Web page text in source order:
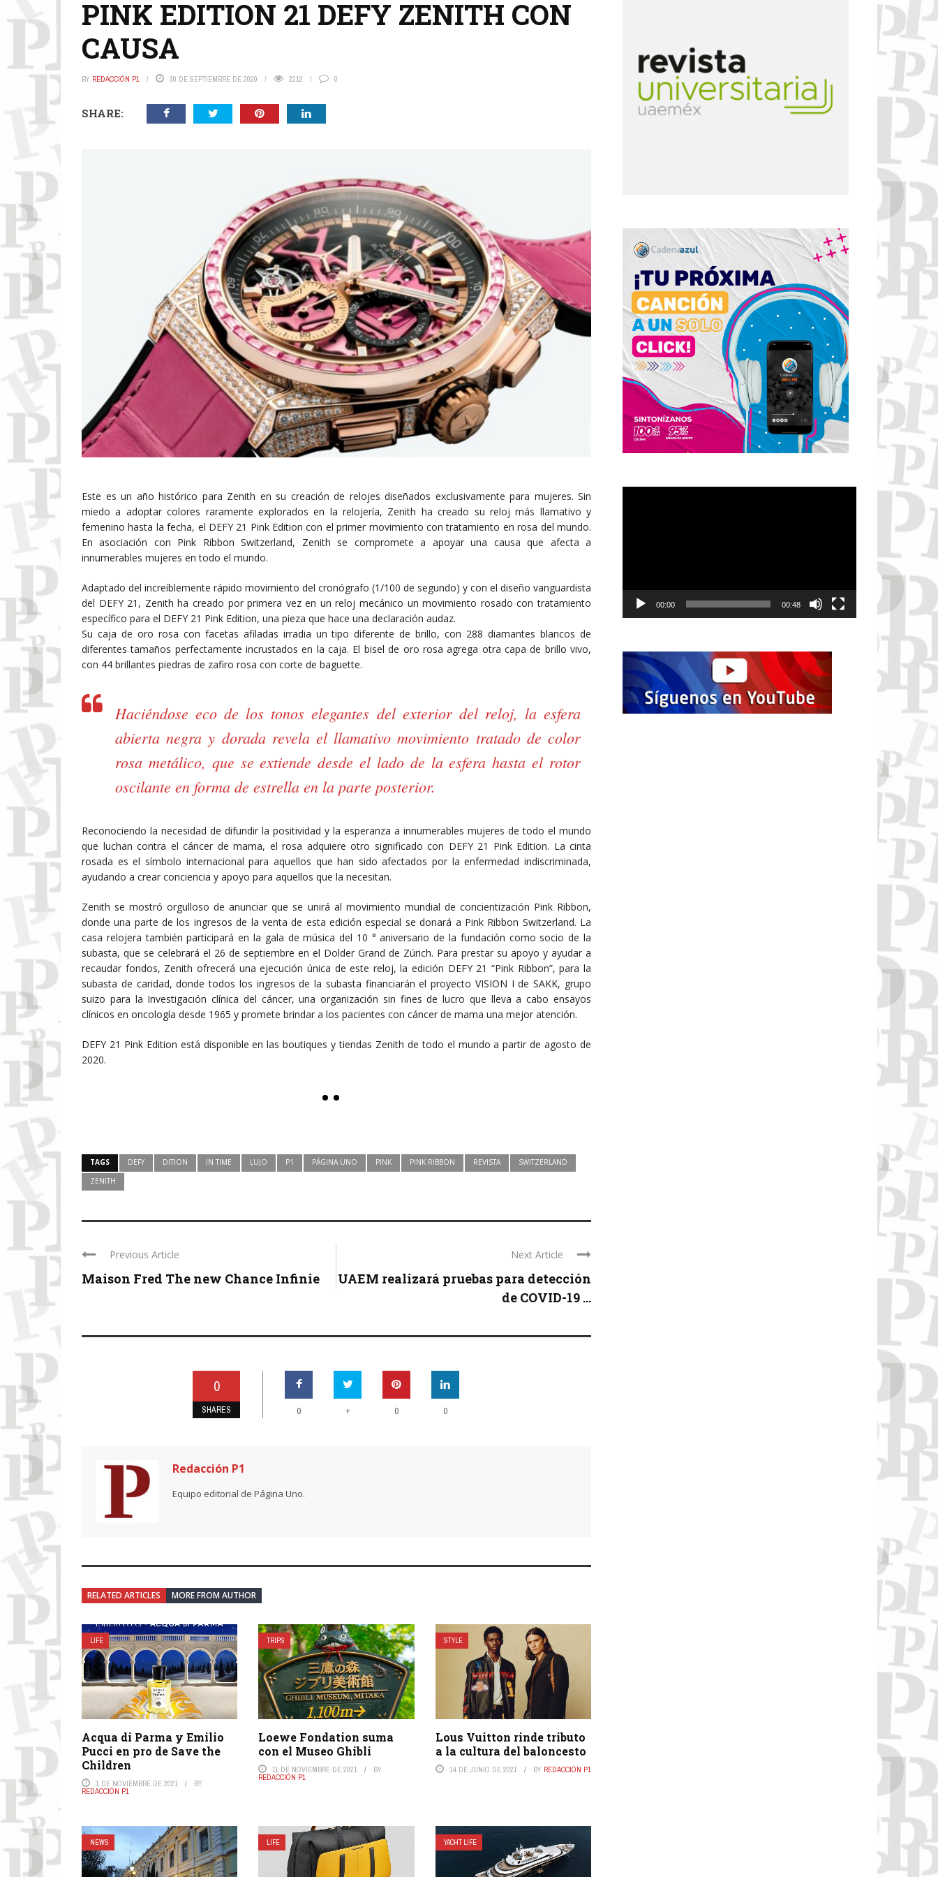
PINK EDITION 21 DEFY ZENITH CON
CAUSA
BY REDACCIÓN P1 30 DE SEPTIEMBRE DE 2020 2212 0
SHARE:
Este es un año histórico para Zenith en su creación de relojes diseñados exclusivamente para mujeres. Sin
miedo a adoptar colores raramente explorados en la relojería, Zenith ha creado su reloj más llamativo y
femenino hasta la fecha, el DEFY 21 Pink Edition con el primer movimiento con tratamiento en rosa del mundo.
En asociación con Pink Ribbon Switzerland, Zenith se compromete a apoyar una causa que afecta a
innumerables mujeres en todo el mundo.
Adaptado del increíblemente rápido movimiento del cronógrafo (1/100 de segundo) y con el diseño vanguardista
del DEFY 21, Zenith ha creado por primera vez en un reloj mecánico un movimiento rosado con tratamiento
específico para el DEFY 21 Pink Edition, una pieza que hace una declaración audaz.
Su caja de oro rosa con facetas afiladas irradia un tipo diferente de brillo, con 288 diamantes blancos de
diferentes tamaños perfectamente incrustados en la caja. El bisel de oro rosa agrega otra capa de brillo vivo,
con 44 brillantes piedras de zafiro rosa con corte de baguette.
Haciéndose eco de los tonos elegantes del exterior del reloj, la esfera
abierta negra y dorada revela el llamativo movimiento tratado de color
rosa metálico, que se extiende desde el lado de la esfera hasta el rotor
oscilante en forma de estrella en la parte posterior.
Reconociendo la necesidad de difundir la positividad y la esperanza a innumerables mujeres de todo el mundo
que luchan contra el cáncer de mama, el rosa adquiere otro significado con DEFY 21 Pink Edition. La cinta
rosada es el símbolo internacional para aquellos que han sido afectados por la enfermedad indiscriminada,
ayudando a crear conciencia y apoyo para aquellos que la necesitan.
Zenith se mostró orgulloso de anunciar que se unirá al movimiento mundial de concientización Pink Ribbon,
donde una parte de los ingresos de la venta de esta edición especial se donará a Pink Ribbon Switzerland. La
casa relojera también participará en la gala de música del 10 ° aniversario de la fundación como socio de la
subasta, que se celebrará el 26 de septiembre en el Dolder Grand de Zúrich. Para prestar su apoyo y ayudar a
recaudar fondos, Zenith ofrecerá una ejecución única de este reloj, la edición DEFY 21 “Pink Ribbon”, para la
subasta de caridad, donde todos los ingresos de la subasta financiarán el proyecto VISION I de SAKK, grupo
suizo para la Investigación clínica del cáncer, una organización sin fines de lucro que lleva a cabo ensayos
clínicos en oncología desde 1965 y promete brindar a los pacientes con cáncer de mama una mejor atención.
DEFY 21 Pink Edition está disponible en las boutiques y tiendas Zenith de todo el mundo a partir de agosto de
2020.
TAGS DEFY DITION IN TIME LUJO P1 PÁGINA UNO PINK PINK RIBBON REVISTA
SWITZERLAND
ZENITH
Previous Article
Maison Fred The new Chance Infinie
Next Article
UAEM realizará pruebas para detección
de COVID-19 ...
0
SHARES 0 + 0 0
Redacción P1
Equipo editorial de Página Uno.
RELATED ARTICLES MORE FROM AUTHOR
LIFE
Acqua di Parma y Emilio
Pucci en pro de Save the
Children
1 DE NOVIEMBRE DE 2021 BY
REDACCIÓN P1
TRIPS
Loewe Fondation suma
con el Museo Ghibli
11 DE NOVIEMBRE DE 2021 BY
REDACCIÓN P1
STYLE
Lous Vuitton rinde tributo
a la cultura del baloncesto
14 DE JUNIO DE 2021 BY REDACCIÓN P1
NEWS LIFE YACHT LIFE
00:00 00:48